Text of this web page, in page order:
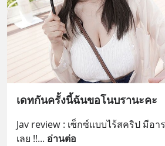
เดทกันครั้งนี้ฉันขอโนบรานะคะ
Jav review : เซ็กซ์แบบไร้สคริป มีอ
เลย !!... อ่านต่อ